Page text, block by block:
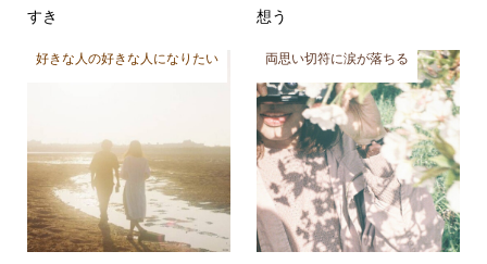
すき 想う
好きな人の好きな人になりたい 両思い切符に涙が落ちる